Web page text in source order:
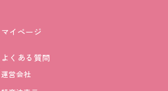
マイページ
よくある質問
運営会社